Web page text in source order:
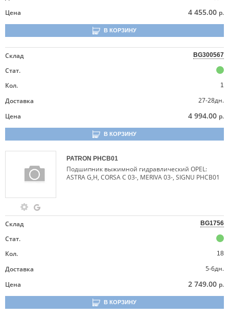
Цена
4 455.00 р.
В КОРЗИНУ
Склад BG300567
Стат.
Кол.
1
Доставка
27-28дн.
Цена
4 994.00 р.
В КОРЗИНУ
PATRON PHCB01
Подшипник выжимной гидравлический OPEL:
ASTRA G,H, CORSA C 03-, MERIVA 03-, SIGNU PHCB01
Склад BG1756
Стат.
Кол.
18
Доставка
5-6дн.
Цена
2 749.00 р.
В КОРЗИНУ